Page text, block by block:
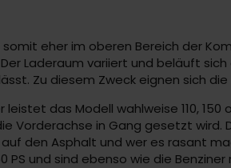
eher im oberen Bereich der
Laderaum variiert und beläuft
Zu diesem Zweck eignen sich
das Modell wahlweise 110, 150
in Gang gesetzt wird.
den Asphalt und wer es rasant
PS und sind ebenso wie die